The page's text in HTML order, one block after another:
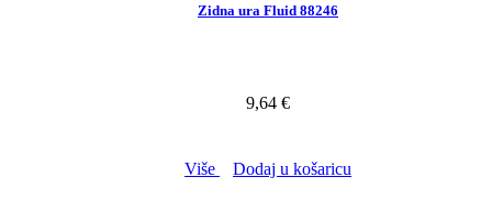
Zidna ura Fluid 88246
9,64 €
Više Dodaj u košaricu